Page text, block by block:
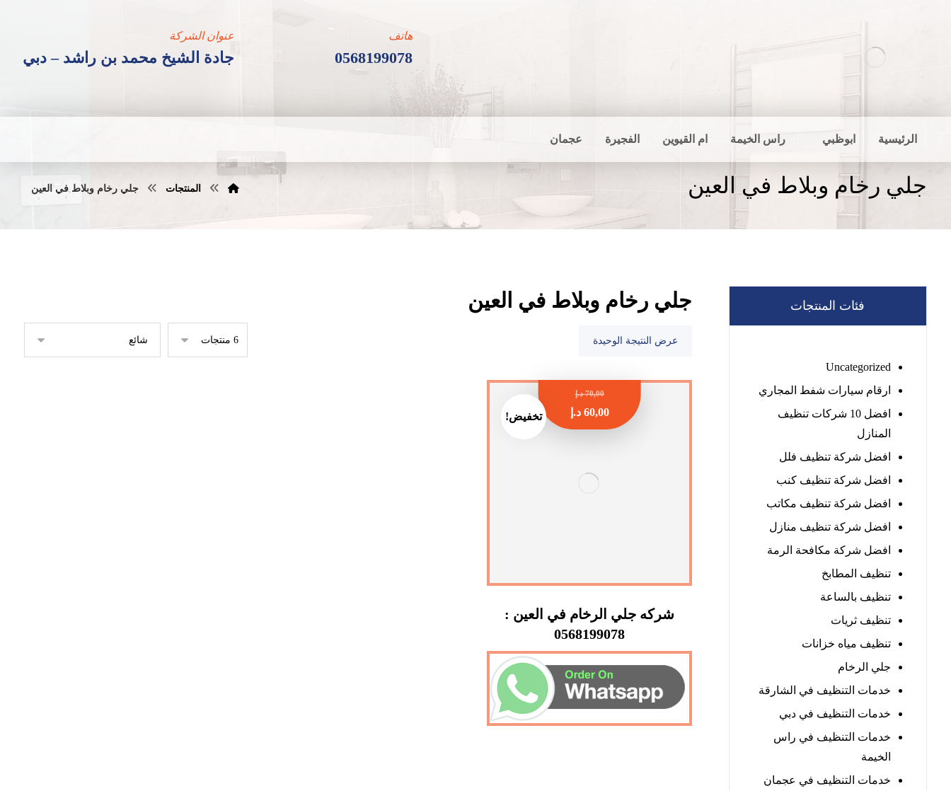
عنوان الشركة
جادة الشيخ محمد بن راشد – دبي
هاتف
0568199078
الرئيسية ابوظبي راس الخيمة ام القيوين الفجيرة عجمان
جلي رخام وبلاط في العين المنتجات جلي رخام وبلاط في العين
جلي رخام وبلاط في العين
عرض النتيجة الوحيدة
تخفيض!
شركه جلي الرخام في العين :
0568199078
70,00 د.إ
60,00 د.إ
فئات المنتجات
Uncategorized
ارقام سيارات شفط المجاري
افضل 10 شركات تنظيف
المنازل
افضل شركة تنظيف فلل
افضل شركة تنظيف كنب
افضل شركة تنظيف مكاتب
افضل شركة تنظيف منازل
افضل شركة مكافحة الرمة
تنظيف المطابخ
تنظيف بالساعة
تنظيف ثريات
تنظيف مياه خزانات
جلي الرخام
خدمات التنظيف في الشارقة
خدمات التنظيف في دبي
خدمات التنظيف في راس
الخيمة
خدمات التنظيف في عجمان